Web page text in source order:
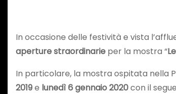
In occasione delle festività e vista
aperture straordinarie per la mostra “
In particolare, la mostra ospitata nella
2019e lunedì 6 gennaio 2020con il